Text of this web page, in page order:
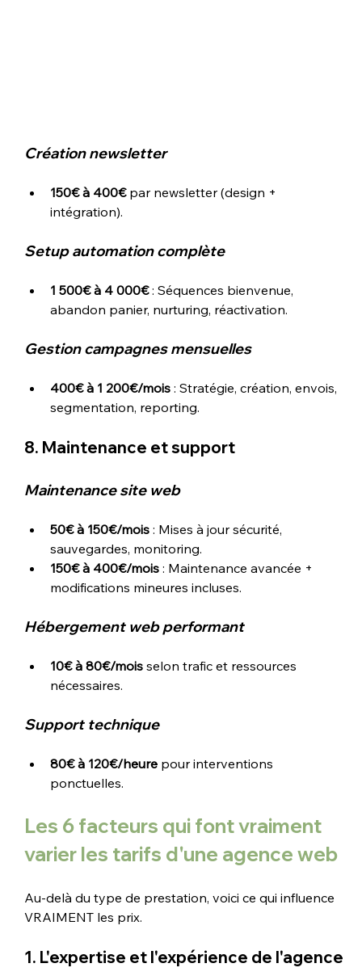
Création newsletter
150€ à 400€ par newsletter (design +
intégration).
Setup automation complète
1 500€ à 4 000€ : Séquences bienvenue,
abandon panier, nurturing, réactivation.
Gestion campagnes mensuelles
400€ à 1 200€/mois : Stratégie, création, envois,
segmentation, reporting.
8. Maintenance et support
Maintenance site web
50€ à 150€/mois : Mises à jour sécurité,
sauvegardes, monitoring.
150€ à 400€/mois : Maintenance avancée +
modifications mineures incluses.
Hébergement web performant
10€ à 80€/mois selon trafic et ressources
nécessaires.
Support technique
80€ à 120€/heure pour interventions
ponctuelles.
Les 6 facteurs qui font vraiment
varier les tarifs d'une agence web
Au-delà du type de prestation, voici ce qui influence
VRAIMENT les prix.
1. L'expertise et l'expérience de l'agence